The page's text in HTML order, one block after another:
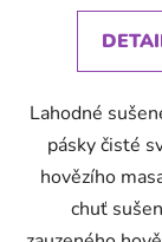
Lahodné
pásky čisté
hovězího
chuť